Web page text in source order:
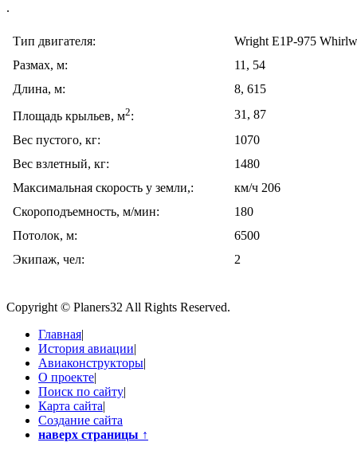
.
Тип двигателя:
Wright E1P-975
Размах, м:
11, 54
Длина, м:
8, 615
Площадь крыльев, м2:
31, 87
Вес пустого, кг:
1070
Вес взлетный, кг:
1480
Максимальная скорость у земли,:
км/ч 206
Скороподъемность, м/мин:
180
Потолок, м:
6500
Экипаж, чел:
2
Copyright © Planers32 All Rights Reserved.
Главная|
История авиации|
Авиаконструкторы|
О проекте|
Поиск по сайту|
Карта сайта|
Создание сайта
наверх страницы ↑